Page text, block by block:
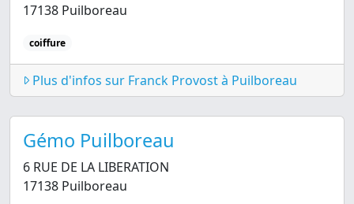
17138 Puilboreau
coiffure
Plus d'infos sur Franck Provost à Puilboreau
Gémo Puilboreau
6 RUE DE LA LIBERATION
17138 Puilboreau